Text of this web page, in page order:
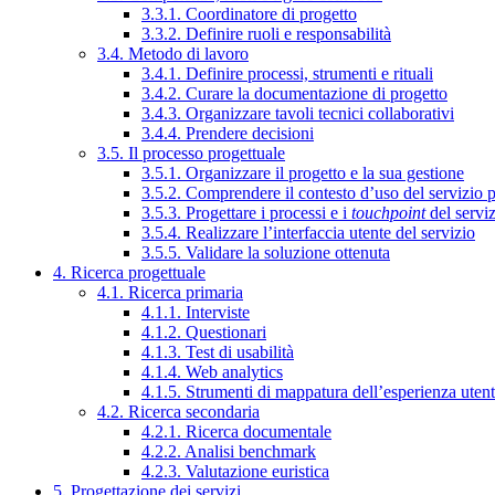
3.3.1. Coordinatore di progetto
3.3.2. Definire ruoli e responsabilità
3.4. Metodo di lavoro
3.4.1. Definire processi, strumenti e rituali
3.4.2. Curare la documentazione di progetto
3.4.3. Organizzare tavoli tecnici collaborativi
3.4.4. Prendere decisioni
3.5. Il processo progettuale
3.5.1. Organizzare il progetto e la sua gestione
3.5.2. Comprendere il contesto d’uso del servizio
3.5.3. Progettare i processi e i touchpointdel
3.5.4. Realizzare l’interfaccia utente del servizio
3.5.5. Validare la soluzione ottenuta
4. Ricerca progettuale
4.1. Ricerca primaria
4.1.1. Interviste
4.1.2. Questionari
4.1.3. Test di usabilità
4.1.4. Web analytics
4.1.5. Strumenti di mappatura dell’esperienza
4.2. Ricerca secondaria
4.2.1. Ricerca documentale
4.2.2. Analisi benchmark
4.2.3. Valutazione euristica
5. Progettazione dei servizi